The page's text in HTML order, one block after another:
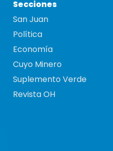
Secciones
San Juan
Política
Economía
Cuyo Minero
Suplemento Verde
Revista OH